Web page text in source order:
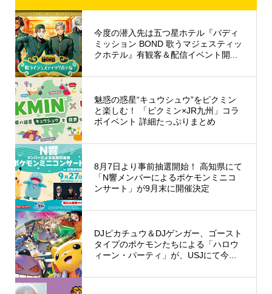
今度の潜入先は五つ星ホテル『バディ
ミッション BOND 歌うマジェスティッ
クホテル』有観客＆配信イベント開...
魅惑の惑星“キュウシュウ”をピクミン
と楽しむ！ 「ピクミン×JR九州」コラ
ボイベント 詳細たっぷりまとめ
8月7日より事前抽選開始！ 高知県にて
「N響メンバーによるポケモンミニコ
ンサート」が9月末に開催決定
DJピカチュウ＆DJゲンガー、ゴースト
タイプのポケモンたちによる「ハロウ
ィーン・パーティ」が、USJにて今...